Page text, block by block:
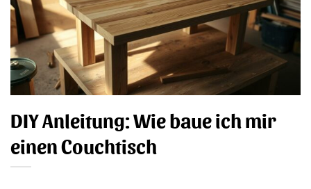
DIY Anleitung: Wie baue ich mir
einen Couchtisch